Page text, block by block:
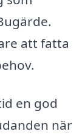
att fatta
en god
när